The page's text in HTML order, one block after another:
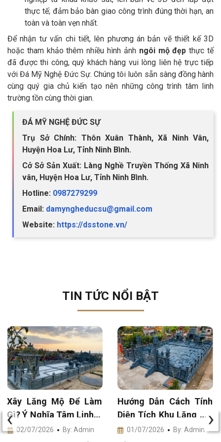
thực tế; đảm bảo bàn giao công trình đúng thời hạn, an
toàn và toàn vẹn nhất.
Để nhận tư vấn chi tiết, lên phương án bản vẽ thiết kế 3D
hoặc tham khảo thêm nhiều hình ảnh ngôi mộ đẹpthực tế
đã được thi công, quý khách hàng vui lòng liên hệ trực tiếp
với Đá Mỹ Nghệ Đức Sự. Chúng tôi luôn sẵn sàng đồng hành
cùng quý gia chủ kiến tạo nên những công trình tâm linh
trường tồn cùng thời gian.
ĐÁ MỸ NGHỆ ĐỨC SỰ
Trụ Sở Chính: Thôn Xuân Thành, Xã Ninh Vân,
Huyện Hoa Lư, Tỉnh Ninh Bình.
Cở Sở Sản Xuất: Làng Nghề Truyền Thống Xã Ninh
vân, Huyện Hoa Lư, Tỉnh Ninh Bình.
Hotline: 0987279299
Email: damyngheducsu@gmail.com
Website: https://dsstone.vn/
TIN TỨC NỔI BẬT
Xây Lăng Mộ Để Làm
Gì? Ý Nghĩa Tâm Linh &
Phong Thủy Sâu Sắc
02/07/2026
By: Admin
Hướng Dẫn Cách Tính
Diện Tích Khu Lăng Mộ
Gia Đình Chuẩn Phong
01/07/2026
By: Admin
‹ ›